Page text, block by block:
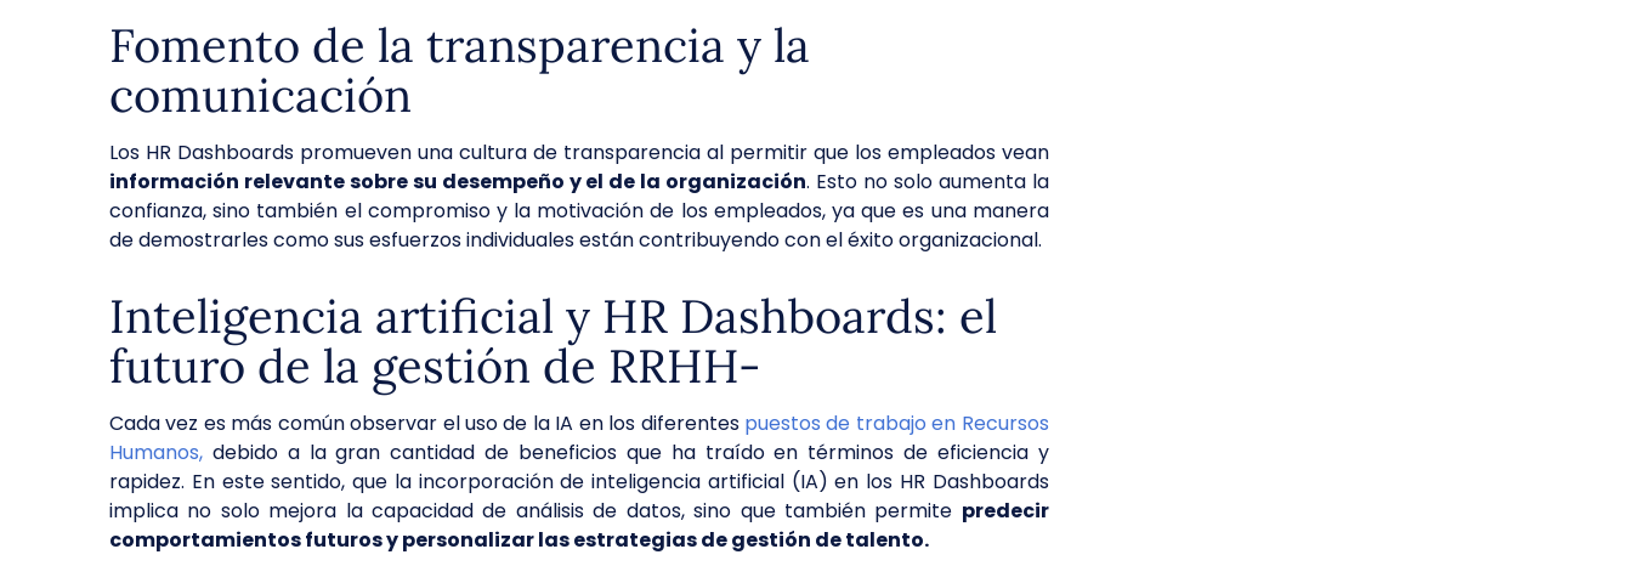
Fomento de la transparencia y la
comunicación
Los HR Dashboards promueven una cultura de transparencia al permitir que los empleados vean
información relevante sobre su desempeño y el de la organización. Esto no solo aumenta la
confianza, sino también el compromiso y la motivación de los empleados, ya que es una manera
de demostrarles como sus esfuerzos individuales están contribuyendo con el éxito organizacional.
Inteligencia artificial y HR Dashboards: el
futuro de la gestión de RRHH-
Cada vez es más común observar el uso de la IA en los diferentes puestos de trabajo en Recursos
Humanos, debido a la gran cantidad de beneficios que ha traído en términos de eficiencia y
rapidez. En este sentido, que la incorporación de inteligencia artificial (IA) en los HR Dashboards
implica no solo mejora la capacidad de análisis de datos, sino que también permite predecir
comportamientos futuros y personalizar las estrategias de gestión de talento.